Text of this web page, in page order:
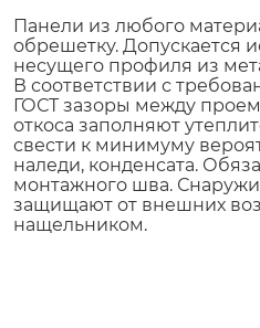
Панели из любого
обрешетку. Допускается
несущего профиля из
В соответствии с
ГОСТ зазоры между
откоса заполняют
свести к минимуму
наледи, конденсата.
монтажного шва.
защищают от внешних
нащельником.